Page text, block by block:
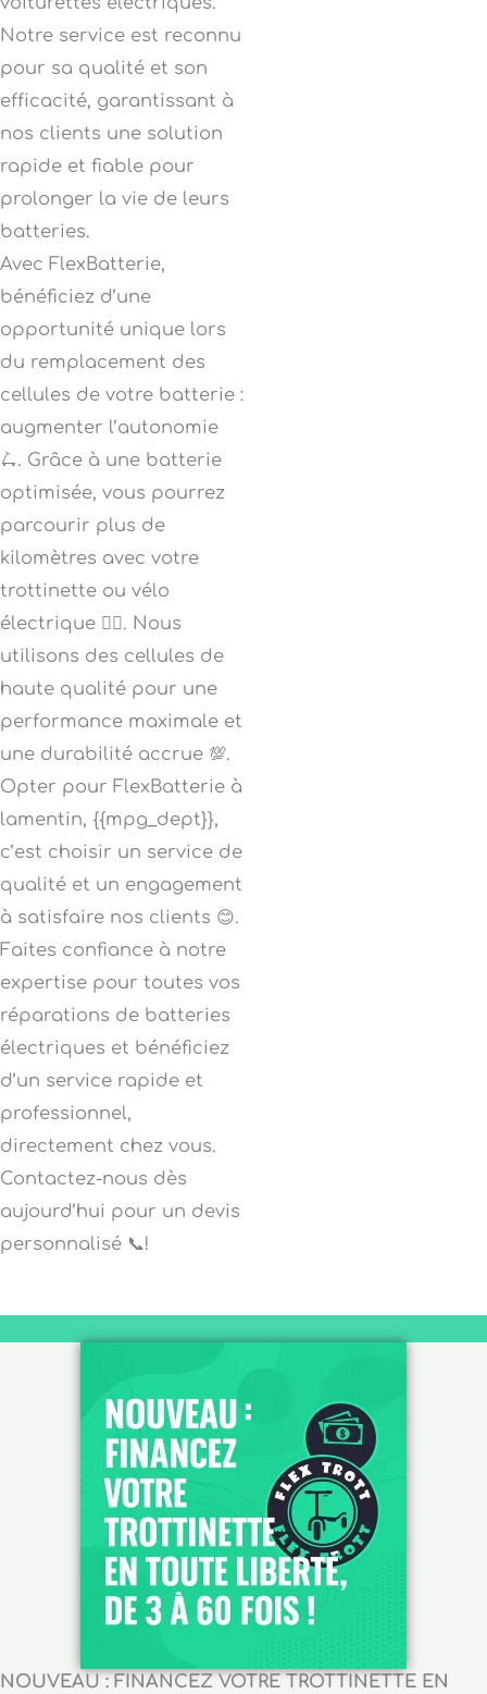
Notre service est reconnu
pour sa qualité et son
efficacité, garantissant à
nos clients une solution
rapide et fiable pour
prolonger la vie de leurs
batteries.
Avec FlexBatterie,
bénéficiez d’une
opportunité unique lors
du remplacement des
cellules de votre batterie :
augmenter l’autonomie
🛴. Grâce à une batterie
optimisée, vous pourrez
parcourir plus de
kilomètres avec votre
trottinette ou vélo
électrique 🚴‍♀️. Nous
utilisons des cellules de
haute qualité pour une
performance maximale et
une durabilité accrue 💯.
Opter pour FlexBatterie à
lamentin, {{mpg_dept}},
c’est choisir un service de
qualité et un engagement
à satisfaire nos clients 😊.
Faites confiance à notre
expertise pour toutes vos
réparations de batteries
électriques et bénéficiez
d’un service rapide et
professionnel,
directement chez vous.
Contactez-nous dès
aujourd’hui pour un devis
personnalisé 📞!
NOUVEAU : FINANCEZ VOTRE TROTTINETTE EN